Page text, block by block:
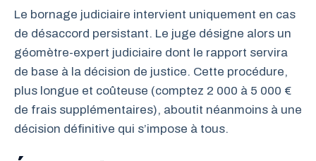
Le bornage judiciaire intervient uniquement en cas
de désaccord persistant. Le juge désigne alors un
géomètre-expert judiciaire dont le rapport servira
de base à la décision de justice. Cette procédure,
plus longue et coûteuse (comptez 2 000 à 5 000 €
de frais supplémentaires), aboutit néanmoins à une
décision définitive qui s’impose à tous.